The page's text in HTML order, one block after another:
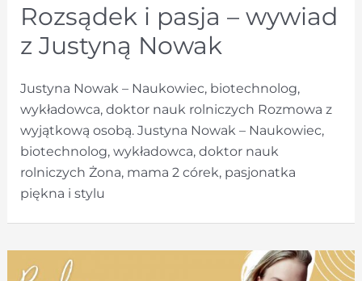
Rozsądek i pasja – wywiad
z Justyną Nowak
Justyna Nowak – Naukowiec, biotechnolog,
wykładowca, doktor nauk rolniczych Rozmowa z
wyjątkową osobą. Justyna Nowak – Naukowiec,
biotechnolog, wykładowca, doktor nauk
rolniczych Żona, mama 2 córek, pasjonatka
piękna i stylu